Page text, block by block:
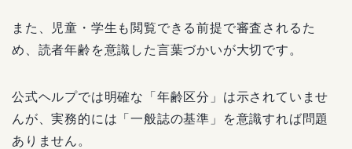
また、児童・学生も閲覧できる前提で審査されるた
め、読者年齢を意識した言葉づかいが大切です。
公式ヘルプでは明確な「年齢区分」は示されていませ
んが、実務的には「一般誌の基準」を意識すれば問題
ありません。